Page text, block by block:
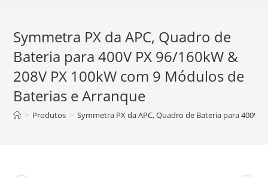
Symmetra PX da APC, Quadro de
Bateria para 400V PX 96/160kW &
208V PX 100kW com 9 Módulos de
Baterias e Arranque
> Produtos > Symmetra PX da APC, Quadro de Bateria para 400V